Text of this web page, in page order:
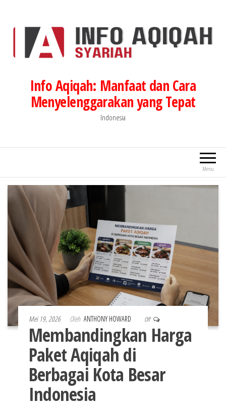
Info Aqiqah: Manfaat dan Cara
Menyelenggarakan yang Tepat
Indonesia
Menu
Mei 19, 2026 Oleh ANTHONY HOWARD Off
Membandingkan Harga
Paket Aqiqah di
Berbagai Kota Besar
Indonesia